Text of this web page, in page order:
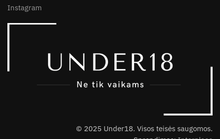
Instagram
© 2025 Under18. Visos teisės saugomos.